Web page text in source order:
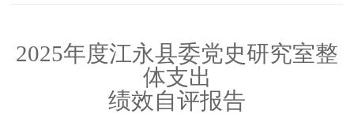
2025年度江永县委党史研究室整
体支出
绩效自评报告